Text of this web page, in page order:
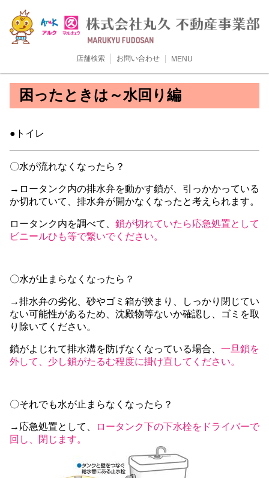
店舗検索 お問い合わせ MENU
困ったときは～水回り編
●トイレ
〇水が流れなくなったら？
→ロータンク内の排水弁を動かす鎖が、引っかかっている
か切れていて、排水弁が開かなくなったと考えられます。
ロータンク内を調べて、 鎖が切れていたら応急処置として
ビニールひも等で繋いでください。
〇水が止まらなくなったら？
→排水弁の劣化、砂やゴミ箱が挾まり、しっかり閉じてい
ない可能性があるため、沈殿物等ないか確認し、ゴミを取
り除いてください。
鎖がよじれて排水溝を防げなくなっている場合、 一旦鎖を
外して、少し鎖がたるむ程度に掛け直してください。
〇それでも水が止まらなくなったら？
→応急処置として、
ロータンク下の下水栓をドライバーで
回し、閉じます。